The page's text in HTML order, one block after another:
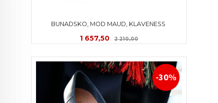
BUNADSKO, MOD MAUD, KLAVENESS
Tilbud
1 657,50 2 210,00Rabatt
-30%